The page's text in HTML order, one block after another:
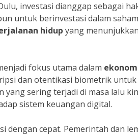
investasi dianggap sebagai
untuk berinvestasi dalam
hidup yang
fokus utama dalam
dan otentikasi biometrik
yang sering terjadi di masa lalu
sistem keuangan digital.
dengan cepat. Pemerintah dan